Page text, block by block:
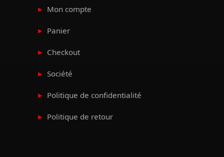
Mon compte
Panier
Checkout
Société
Politique de confidentialité
Politique de retour